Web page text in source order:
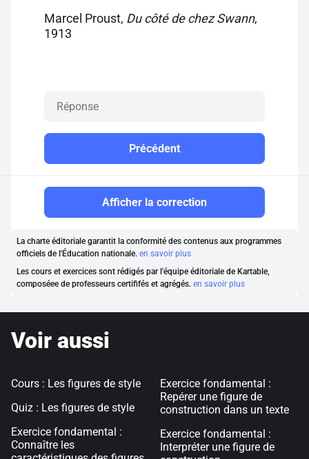
Marcel Proust, Du côté de chez Swann,
1913
Précédent
Afficher la correction
La charte éditoriale garantit la conformité des contenus aux programmes
officiels de l'Éducation nationale. en savoir plus
Les cours et exercices sont rédigés par l'équipe éditoriale de Kartable,
composéee de professeurs certififés et agrégés. en savoir plus
Voir aussi
Cours : Les figures de style
Quiz : Les figures de style
Exercice fondamental :
Connaître les
Exercice fondamental :
Repérer une figure de
construction dans un texte
Exercice fondamental :
Interpréter une figure de